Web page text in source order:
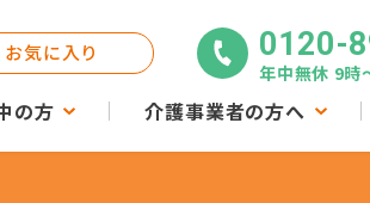
の方 介護事業者の方へ
お気に入り 0120-
年中無休 9時